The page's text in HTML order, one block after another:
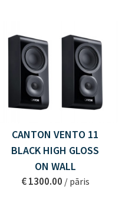
CANTON VENTO 11
BLACK HIGH GLOSS
ON WALL
€ 1300.00 / pāris